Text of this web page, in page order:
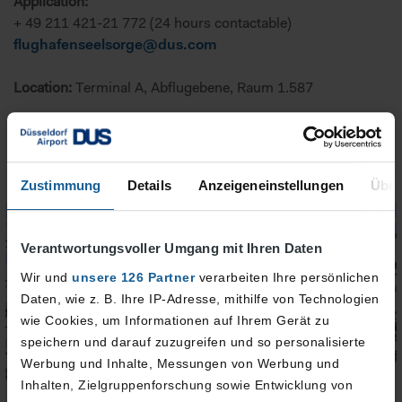
Zustimmung Details Anzeigeneinstellungen
Verantwortungsvoller Umgang mit Ihren Daten
Wir und unsere 126 Partnerverarbeiten Ihre persönlichen
Daten, wie z. B. Ihre IP-Adresse, mithilfe von Technologien
wie Cookies, um Informationen auf Ihrem Gerät zu
speichern und darauf zuzugreifen und so personalisierte
Werbung und Inhalte, Messungen von Werbung und
Inhalten, Zielgruppenforschung sowie Entwicklung von
+ 49 211 421-21 772 (24 hours contactable)
flughafenseelsorge@dus.com
Location: Terminal A, Abflugebene, Raum 1.587
Opening times:
Monday to friday 7.00 am to 7.00 pm